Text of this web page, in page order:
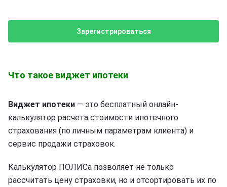
Зарегистрироваться
Что такое виджет ипотеки
Виджет ипотеки — это бесплатный онлайн-
калькулятор расчета стоимости ипотечного
страхования (по личным параметрам клиента) и
сервис продажи страховок.
Калькулятор ПОЛИСа позволяет не только
рассчитать цену страховки, но и отсортировать их по